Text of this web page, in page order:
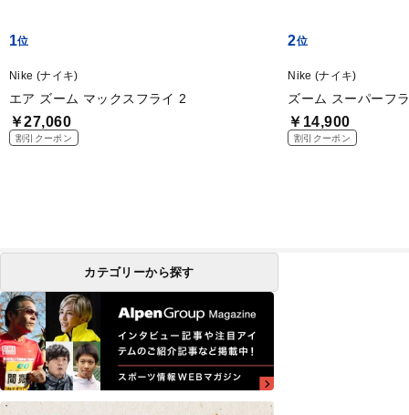
1
Nike (ナイキ)
エア ズーム マックスフライ 2
￥27,060
割引クーポン
2
Nike (ナイキ)
ズーム スーパーフ
￥14,900
割引クーポン
カテゴリーから探す